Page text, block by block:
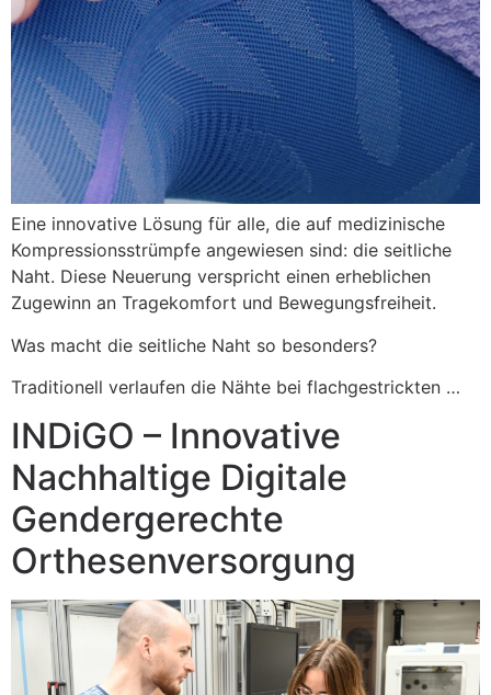
Eine innovative Lösung für alle, die auf medizinische
Kompressionsstrümpfe angewiesen sind: die seitliche
Naht. Diese Neuerung verspricht einen erheblichen
Zugewinn an Tragekomfort und Bewegungsfreiheit.
Was macht die seitliche Naht so besonders?
Traditionell verlaufen die Nähte bei flachgestrickten …
INDiGO – Innovative
Nachhaltige Digitale
Gendergerechte
Orthesenversorgung